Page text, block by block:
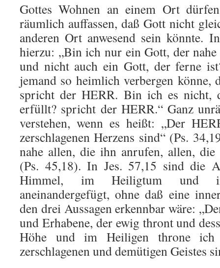
Gottes Wohnen an einem Ort
räumlich auffassen, daß Gott nicht
anderen Ort anwesend sein könnte.
hierzu: „Bin ich nur ein Gott, der
und nicht auch ein Gott, der ferne
jemand so heimlich verbergen könne,
spricht der HERR. Bin ich es nicht,
erfüllt? spricht der HERR.“ Ganz
verstehen, wenn es heißt: „Der
zerschlagenen Herzens sind“ (Ps.
nahe allen, die ihn anrufen, allen,
(Ps. 45,18). In Jes. 57,15 sind die
Himmel, im Heiligtum und
aneinandergefügt, ohne daß eine
den drei Aussagen erkennbar wäre:
und Erhabene, der ewig thront und
Höhe und im Heiligen throne
zerschlagenen und demütigen Geistes